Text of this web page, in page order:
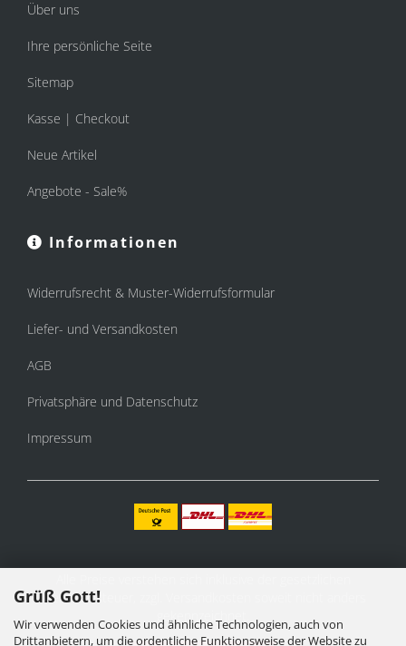
Grüß Gott!
Wir verwenden Cookies und ähnliche Technologien, auch von
Drittanbietern, um die ordentliche Funktionsweise der Website zu
Über uns
Ihre persönliche Seite
Sitemap
Kasse | Checkout
Neue Artikel
Angebote - Sale%
Informationen
Widerrufsrecht & Muster-Widerrufsformular
Liefer- und Versandkosten
AGB
Privatsphäre und Datenschutz
Impressum
Mehrwertsteuer, zzgl.
gekennzeichnet.